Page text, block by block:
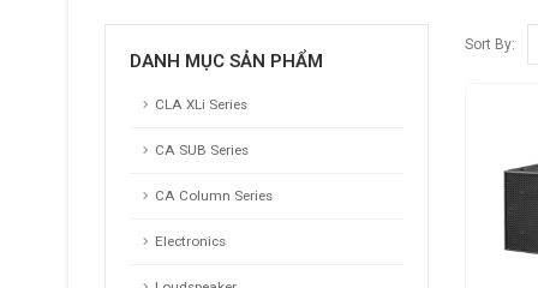
Sort By:
DANH MỤC SẢN PHẨM
CLA XLi Series
CA SUB Series
CA Column Series
Electronics